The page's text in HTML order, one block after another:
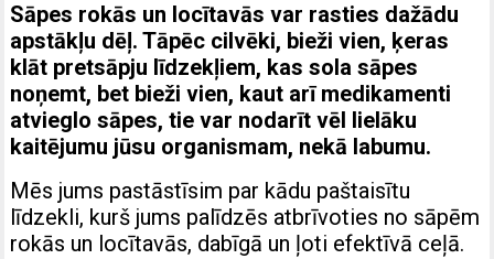
Sāpes rokās un locītavās var rasties dažādu
apstākļu dēļ. Tāpēc cilvēki, bieži vien, ķeras
klāt pretsāpju līdzekļiem, kas sola sāpes
noņemt, bet bieži vien, kaut arī medikamenti
atvieglo sāpes, tie var nodarīt vēl lielāku
kaitējumu jūsu organismam, nekā labumu.
Mēs jums pastāstīsim par kādu paštaisītu
līdzekli, kurš jums palīdzēs atbrīvoties no sāpēm
rokās un locītavās, dabīgā un ļoti efektīvā ceļā.